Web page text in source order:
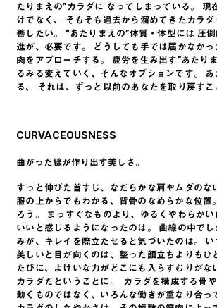
たりまえの”カラダに なってしまっている。 現
けでなく、 そもそも過去から溜めてきたカラ
善したい。 “あたりまえの”体質・体型には 圧
進が、必要です。 どうしても手では届かなか
肉をアプローチする。 疲労を生み出す”あたり
るみる変えていく、そんなオプションです。
る、 それは、ずっと以前のあなたを取り戻すこ
CURVACEOUSNESS
曲がった線が作り出す美しさ。
すっと伸びた首すじ、なだらかな肩やムダのな
服の上からでもわかる、背骨のなめらかな位置
ろう。 まっすぐなものより、ゆるくやわらか
いいと感じるようになったのは。 曲線の中で
みが、キレイを際立たせると気づいたのは。 い
美しいと目が向くのは、整った顔立ちよりもひ
たびに、よけいな力がどこにも入らずむりがな
カラダだということに。 ​ カラダを構成する骨
動くものではなく、いろんな働きが重なり合っ